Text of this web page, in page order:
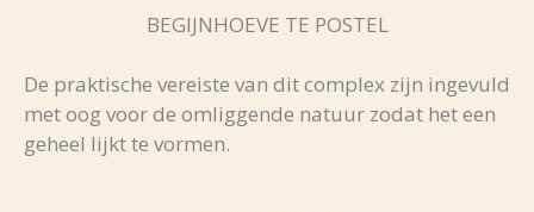
BEGIJNHOEVE TE POSTEL
De praktische vereiste van dit complex zijn ingevuld
met oog voor de omliggende natuur zodat het een
geheel lijkt te vormen.